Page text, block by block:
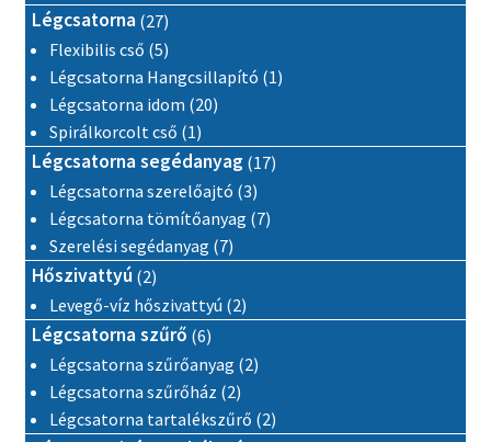
Légcsatorna 2727 termék
Flexibilis cső 55 termék
Légcsatorna Hangcsillapító 11 termék
Légcsatorna idom 2020 termék
Spirálkorcolt cső 11 termék
Légcsatorna segédanyag 1717 termék
Légcsatorna szerelőajtó 33 termék
Légcsatorna tömítőanyag 77 termék
Szerelési segédanyag 77 termék
Hőszivattyú 22 termék
Levegő-víz hőszivattyú 22 termék
Légcsatorna szűrő 66 termék
Légcsatorna szűrőanyag 22 termék
Légcsatorna szűrőház 22 termék
Légcsatorna tartalékszűrő 22 termék